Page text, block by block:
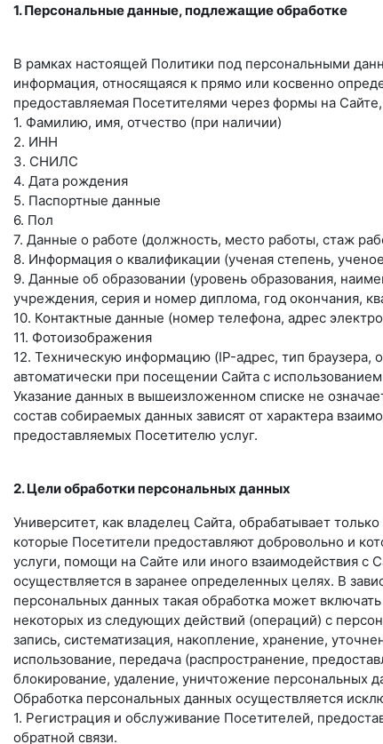
1. Персональные данные, подлежащие обработке
В рамках настоящей Политики под персональными
информация, относящаяся к прямо или косвенно
предоставляемая Посетителями через формы на
1. Фамилию, имя, отчество (при наличии)
2. ИНН
3. СНИЛС
4. Дата рождения
5. Паспортные данные
6. Пол
7. Данные о работе (должность, место работы, стаж
8. Информация о квалификации (ученая степень,
9. Данные об образовании (уровень образования,
учреждения, серия и номер диплома, год окончания,
10. Контактные данные (номер телефона, адрес
11. Фотоизображения
12. Техническую информацию (IP-адрес, тип браузера,
автоматически при посещении Сайта с
Указание данных в вышеизложенном списке не
состав собираемых данных зависят от характера
предоставляемых Посетителю услуг.
2. Цели обработки персональных данных
Университет, как владелец Сайта, обрабатывает
которые Посетители предоставляют добровольно и
услуги, помощи на Сайте или иного взаимодействия с
осуществляется в заранее определенных целях. В
персональных данных такая обработка может
некоторых из следующих действий (операций) с
запись, систематизация, накопление, хранение,
использование, передача (распространение,
блокирование, удаление, уничтожение персональных
Обработка персональных данных осуществляется
1. Регистрация и обслуживание Посетителей,
обратной связи.